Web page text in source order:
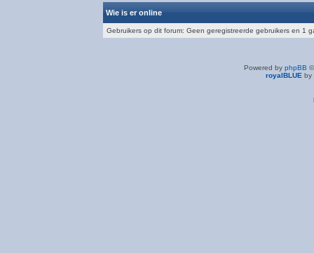
Wie is er online
Gebruikers op dit forum: Geen geregistreerde gebruikers en 1
Powered by phpBB
royalBLUE by